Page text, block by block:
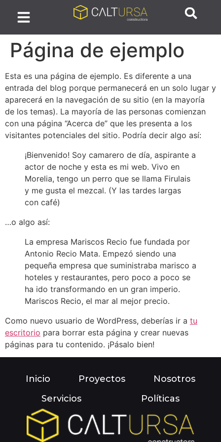
Página de ejemplo
Esta es una página de ejemplo. Es diferente a una
entrada del blog porque permanecerá en un solo lugar y
aparecerá en la navegación de su sitio (en la mayoría
de los temas). La mayoría de las personas comienzan
con una página “Acerca de” que les presenta a los
visitantes potenciales del sitio. Podría decir algo así:
¡Bienvenido! Soy camarero de día, aspirante a
actor de noche y esta es mi web. Vivo en
Morelia, tengo un perro que se llama Firulais
y me gusta el mezcal. (Y las tardes largas
con café)
…o algo así:
La empresa Mariscos Recio fue fundada por
Antonio Recio Mata. Empezó siendo una
pequeña empresa que suministraba marisco a
hoteles y restaurantes, pero poco a poco se
ha ido transformando en un gran imperio.
Mariscos Recio, el mar al mejor precio.
Como nuevo usuario de WordPress, deberías ir a tu
escritorio para borrar esta página y crear nuevas
páginas para tu contenido. ¡Pásalo bien!
Inicio Proyectos
Nosotros
Servicios
Políticas